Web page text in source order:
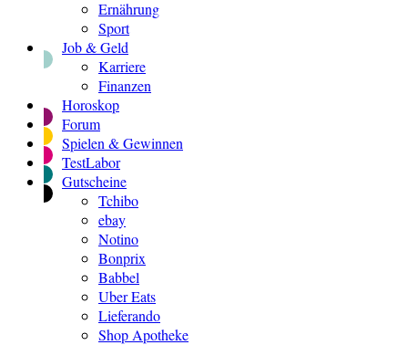
Ernährung
Sport
Job & Geld
Karriere
Finanzen
Horoskop
Forum
Spielen & Gewinnen
TestLabor
Gutscheine
Tchibo
ebay
Notino
Bonprix
Babbel
Uber Eats
Lieferando
Shop Apotheke